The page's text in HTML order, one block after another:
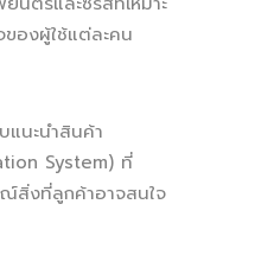
องผู้ใช้แต่ละคน
แนะนำสินค้า
System) ที่
สิ่งที่ลูกค้าอาจสนใจ